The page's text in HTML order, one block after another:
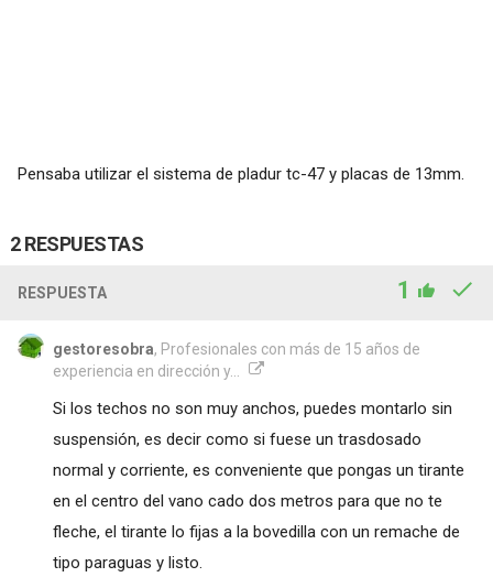
Pensaba utilizar el sistema de pladur tc-47 y placas de 13mm.
2 RESPUESTAS
RESPUESTA 1
gestoresobra, Profesionales con más de 15 años de
experiencia en dirección y...
Si los techos no son muy anchos, puedes montarlo sin
suspensión, es decir como si fuese un trasdosado
normal y corriente, es conveniente que pongas un tirante
en el centro del vano cado dos metros para que no te
fleche, el tirante lo fijas a la bovedilla con un remache de
tipo paraguas y listo.